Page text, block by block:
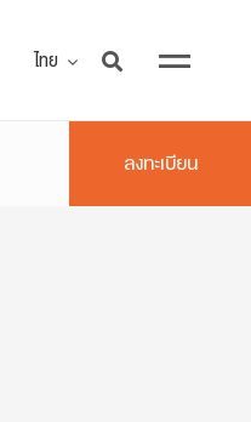
ไทย
ลงทะเบียน